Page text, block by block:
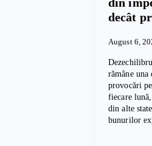
decât
August 6,
rămâne
provocări
fiecare
din alte
bunurilor